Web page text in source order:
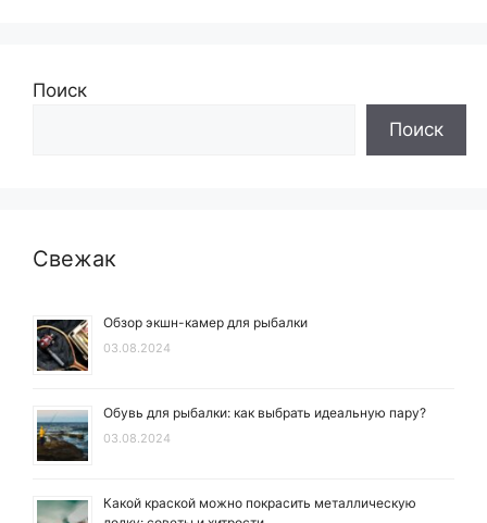
Поиск
Поиск
Свежак
Обзор экшн-камер для рыбалки
03.08.2024
Обувь для рыбалки: как выбрать идеальную пару?
03.08.2024
Какой краской можно покрасить металлическую